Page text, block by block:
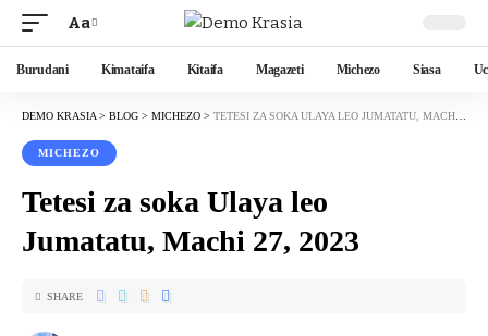
Aa
Burudani Kimataifa Kitaifa Magazeti Michezo Siasa
DEMO KRASIA > BLOG > MICHEZO > TETESI ZA SOKA ULAYA LEO JUMATATU, MACHI 27, 2023
MICHEZO
Tetesi za soka Ulaya leo
Jumatatu, Machi 27, 2023
SHARE